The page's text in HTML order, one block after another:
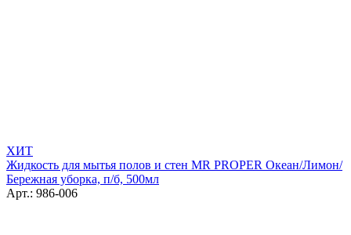
ХИТ
Жидкость для мытья полов и стен MR PROPER Океан/Лимон/
Бережная уборка, п/б, 500мл
Арт.: 986-006